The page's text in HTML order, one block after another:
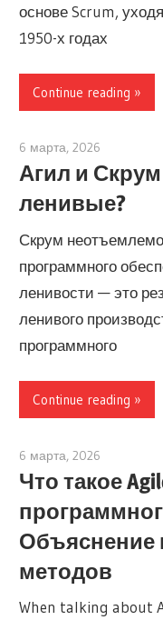
основе Scrum,
1950-х годах
Continue reading
6 марта, 2026
Агил и
ленивые?
Скрум
программного
ленивости — это
ленивого
программного
Continue reading
6 марта, 2026
Что такое
Объяснение
методов
When talking about